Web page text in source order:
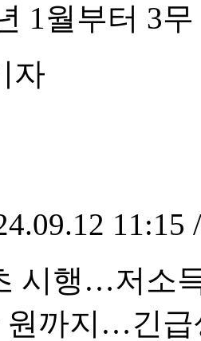
1월부터 3
자
11:15
시행…저소
원까지…긴